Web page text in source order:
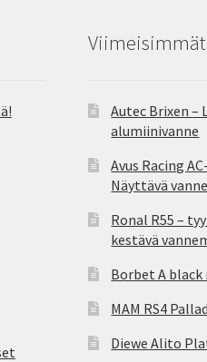
Autec Brixen –
alumiinivanne
Avus Racing
Näyttävä vanne
Ronal R55 –
kestävä
Borbet A
MAM RS4
Diewe Alito